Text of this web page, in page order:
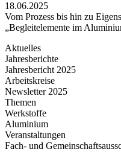
18.06.2025
Vom Prozess bis hin zu
„Begleitelemente im
Aktuelles
Jahresberichte
Jahresbericht 2025
Arbeitskreise
Newsletter 2025
Themen
Werkstoffe
Aluminium
Veranstaltungen
Fach- und